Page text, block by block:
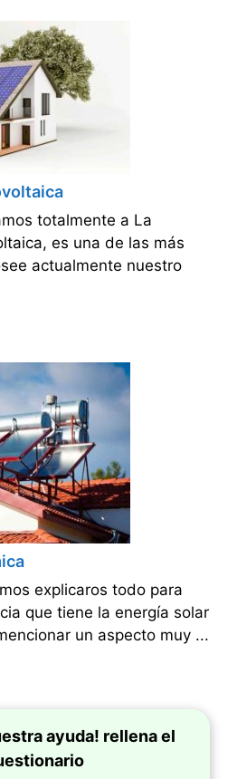
totalmente a La
es una de las más
actualmente nuestro
explicaros todo para
que tiene la energía solar
un aspecto muy ...
ayuda! rellena el